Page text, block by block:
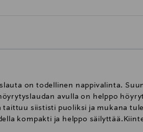
on todellinen nappivalinta.
avulla on helppo
siististi puoliksi ja mukana
kompakti ja helppo